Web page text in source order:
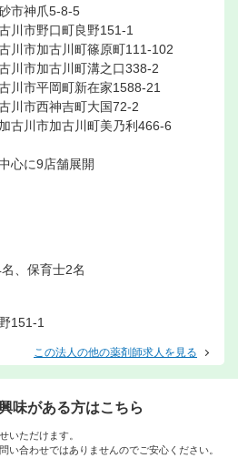
神爪5-8-5
市野口町良野151-1
市加古川町篠原町111-102
市加古川町溝之口338-2
川市平岡町新在家1588-21
市西神吉町大国72-2
川市加古川町美乃利466-6
心に9店舗展開
、保育士2名
151-1
この法人の他の薬剤師求人を見る
味がある方はこちら
いただけます。
い合わせではありませんのでご安心ください。